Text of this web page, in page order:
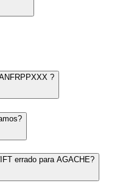
?
errado para AGACHE?